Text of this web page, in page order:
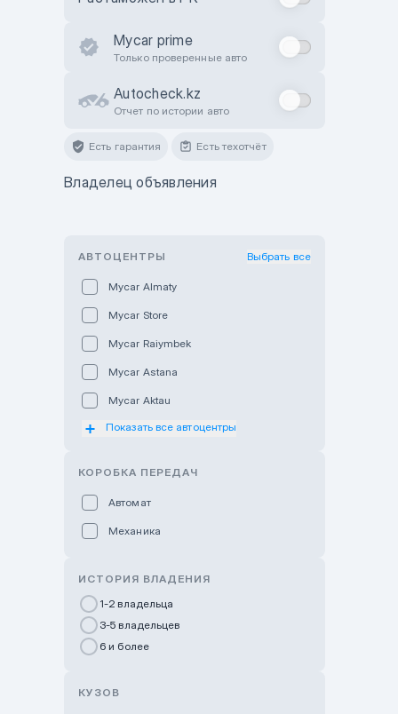
Mycar prime
Только проверенные авто
Autocheck.kz
Отчет по истории авто
Есть гарантия Есть техотчёт
Владелец объявления
АВТОЦЕНТРЫ Выбрать все
Mycar Almaty
Mycar Store
Mycar Raiymbek
Mycar Astana
Mycar Aktau
Mycar Uralsk
GWM Nurly Zhol
Chery Astana
Показать все автоцентры
КОРОБКА ПЕРЕДАЧ
Автомат
Механика
ИСТОРИЯ ВЛАДЕНИЯ
1-2 владельца
3-5 владельцев
6 и более
КУЗОВ